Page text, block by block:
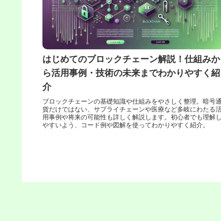
はじめてのブロックチェーン解説！仕組みか
ら活用事例・技術の未来までわかりやすく紹
介
ブロックチェーンの基礎知識や仕組みをやさしく整理。暗号通
貨だけではない、サプライチェーンや医療など多岐にわたる
用事例や将来の可能性も詳しく解説します。初心者でも理解し
やすいよう、コード例や図解を使ってわかりやすく紹介。